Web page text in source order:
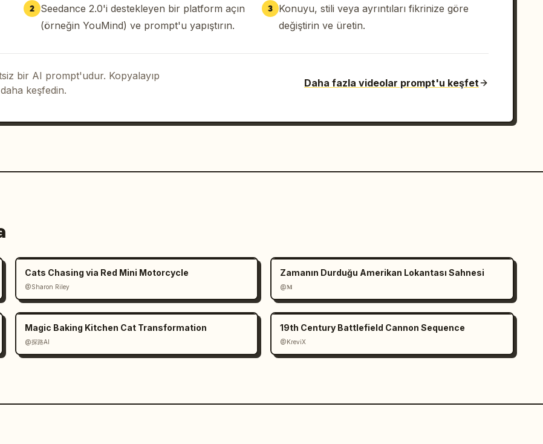
2 Seedance 2.0'i destekleyen bir platform açın
(örneğin YouMind) ve prompt'u yapıştırın.
3
Konuyu, stili veya ayrıntıları fikrinize göre
değiştirin ve üretin.
bir AI prompt'udur. Kopyalayıp
keşfedin.
Daha fazla videolar prompt'u keşfet
Cats Chasing via Red Mini Motorcycle
@Sharon Riley
Zamanın Durduğu Amerikan Lokantası Sahnesi
@𝐌
Magic Baking Kitchen Cat Transformation
@探路AI
19th Century Battlefield Cannon Sequence
@KreviX